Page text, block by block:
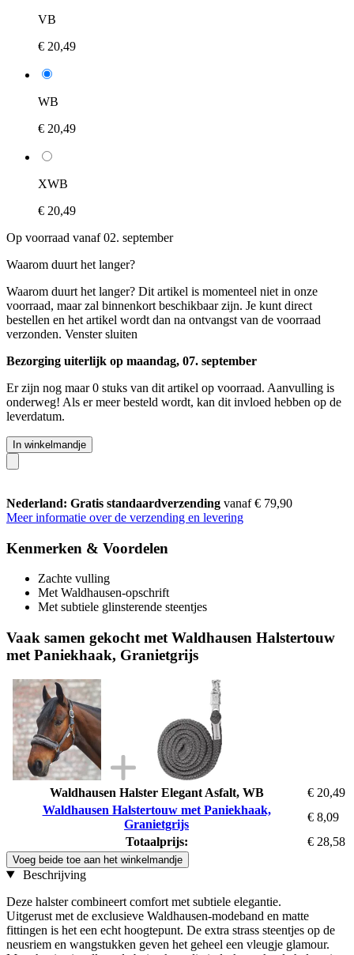
VB
€ 20,49
WB
€ 20,49
XWB
€ 20,49
Op voorraad vanaf 02. september
Waarom duurt het langer?
Waarom duurt het langer? Dit artikel is momenteel niet in onze
voorraad, maar zal binnenkort beschikbaar zijn. Je kunt direct
bestellen en het artikel wordt dan na ontvangst van de voorraad
verzonden. Venster sluiten
Bezorging uiterlijk op maandag, 07. september
Er zijn nog maar 0 stuks van dit artikel op voorraad. Aanvulling is
onderweg! Als er meer besteld wordt, kan dit invloed hebben op de
leverdatum.
In winkelmandje
Nederland: Gratis standaardverzending vanaf € 79,90
Meer informatie over de verzending en levering
Kenmerken & Voordelen
Zachte vulling
Met Waldhausen-opschrift
Met subtiele glinsterende steentjes
Vaak samen gekocht met Waldhausen Halstertouw
met Paniekhaak, Granietgrijs
Waldhausen Halster Elegant Asfalt, WB
€ 20,49
Waldhausen Halstertouw met Paniekhaak,
Granietgrijs
€ 8,09
Totaalprijs:
€ 28,58
Voeg beide toe aan het winkelmandje
Beschrijving
Deze halster combineert comfort met subtiele elegantie.
Uitgerust met de exclusieve Waldhausen-modeband en matte
fittingen is het een echt hoogtepunt. De extra strass steentjes op de
neusriem en wangstukken geven het geheel een vleugje glamour.